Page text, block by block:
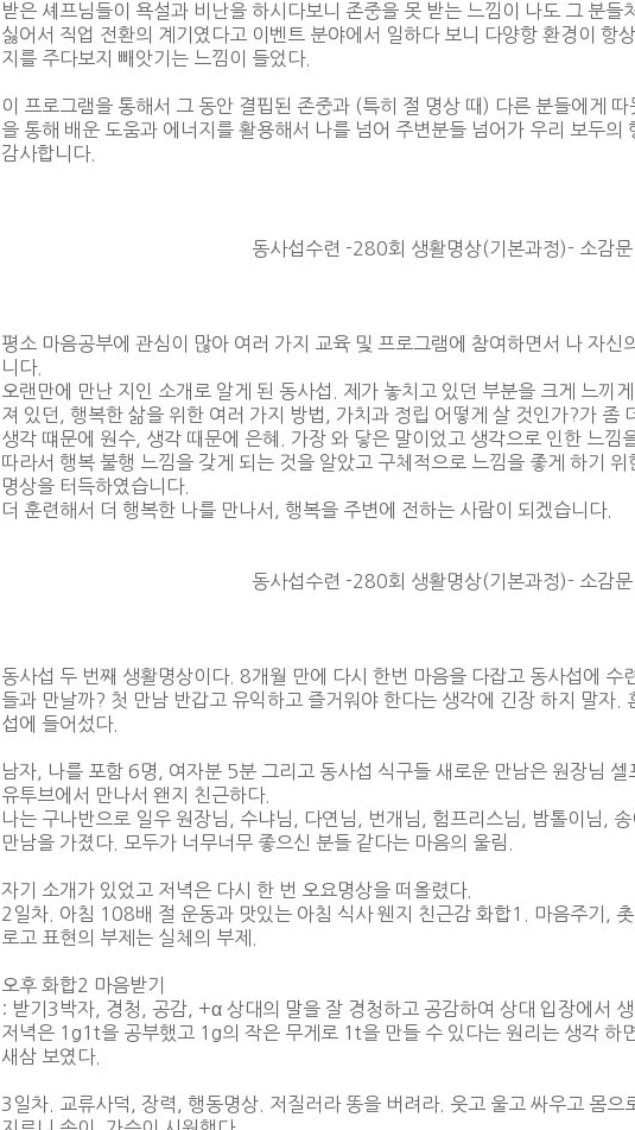
받은 셰프님들이 욕설과 비난을 하시다보니 존중을 못 받는 느낌이 나도 그 분들
싫어서 직업 전환의 계기였다고 이벤트 분야에서 일하다 보니 다양항 환경이 항
지를 주다보지 빼앗기는 느낌이 들었다.
이 프로그램을 통해서 그 동안 결핍된 존중과 (특히 절 명상 때) 다른 분들에게
을 통해 배운 도움과 에너지를 활용해서 나를 넘어 주변분들 넘어가 우리 보두의
감사합니다.
동사섭수련 -280회 생활명상(기본과정)- 소감문
평소 마음공부에 관심이 많아 여러 가지 교육 및 프로그램에 참여하면서 나 자신
니다.
오랜만에 만난 지인 소개로 알게 된 동사섭. 제가 놓치고 있던 부분을 크게 느끼
져 있던, 행복한 삶을 위한 여러 가지 방법, 가치과 정립 어떻게 살 것인가?가 좀
생각 떄문에 원수, 생각 때문에 은혜. 가장 와 닿은 말이었고 생각으로 인한 느낌
따라서 행복 불행 느낌을 갖게 되는 것을 알았고 구체적으로 느낌을 좋게 하기
명상을 터득하였습니다.
더 훈련해서 더 행복한 나를 만나서, 행복을 주변에 전하는 사람이 되겠습니다.
동사섭수련 -280회 생활명상(기본과정)- 소감문
동사섭 두 번째 생활명상이다. 8개월 만에 다시 한번 마음을 다잡고 동사섭에 수
들과 만날까? 첫 만남 반갑고 유익하고 즐거워야 한다는 생각에 긴장 하지 말자.
섭에 들어섰다.
남자, 나를 포함 6명, 여자분 5분 그리고 동사섭 식구들 새로운 만남은 원장님
유투브에서 만나서 왠지 친근하다.
나는 구나반으로 일우 원장님, 수냐님, 다연님, 번개님, 험프리스님, 밤톨이님,
만남을 가졌다. 모두가 너무너무 좋으신 분들 같다는 마음의 울림.
자기 소개가 있었고 저녁은 다시 한 번 오요명상을 떠올렸다.
2일차. 아침 108배 절 운동과 맛있는 아침 식사 웬지 친근감 화합1. 마음주기,
로고 표현의 부제는 실체의 부제.
오후 화합2 마음받기
: 받기3박자, 경청, 공감, +α 상대의 말을 잘 경청하고 공감하여 상대 입장에서 생
저녁은 1g1t을 공부했고 1g의 작은 무게로 1t을 만들 수 있다는 원리는 생각 하
새삼 보였다.
3일차. 교류사덕, 장력, 행동명상. 저질러라 똥을 버려라. 웃고 울고 싸우고 몸으